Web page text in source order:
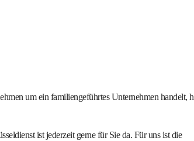
um ein familiengeführtes Unternehmen handelt,
ist jederzeit gerne für Sie da. Für uns ist die